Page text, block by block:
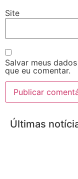
Site
Salvar meus
que eu comentar.
Últimas